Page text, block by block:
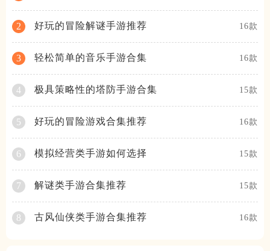
2 好玩的冒险解谜手游推荐 16款
3 轻松简单的音乐手游合集 16款
4 极具策略性的塔防手游合集 15款
5 好玩的冒险游戏合集推荐 16款
6 模拟经营类手游如何选择 15款
7 解谜类手游合集推荐 15款
8 古风仙侠类手游合集推荐 16款